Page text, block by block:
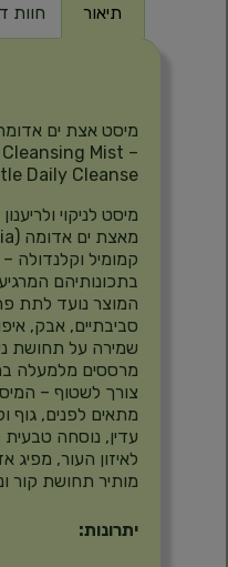
תיאור חוות
מיסט אצת ים
Mist –
Daily Cleanse
מיסט לניקוי
קמומיל וקלנדולה
בתכונותיהם
המוצר נועד לתת
סביבתיים, אבק,
שמירה על תחושת
צורך לשטוף –
מתאים לפנים, גוף
עדין, נוסחה טבעית
לאיזון העור, מפיג
מותיר תחושת קור
יתרונות: